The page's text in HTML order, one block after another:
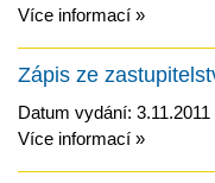
Více informací »
Zápis ze
Datum vydání: 3.11.2011
Více informací »